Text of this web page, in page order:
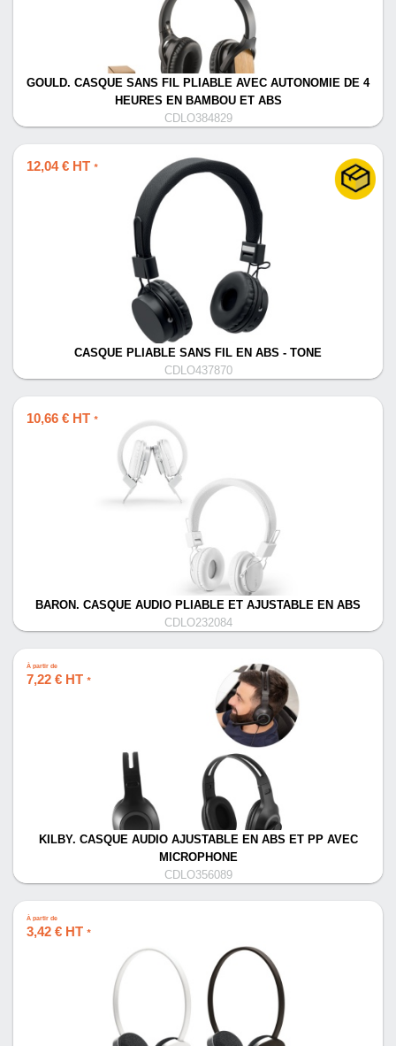
GOULD. CASQUE SANS FIL PLIABLE AVEC AUTONOMIE DE 4
HEURES EN BAMBOU ET ABS
CDLO384829
12,04 € HT *
CASQUE PLIABLE SANS FIL EN ABS - TONE
CDLO437870
10,66 € HT *
BARON. CASQUE AUDIO PLIABLE ET AJUSTABLE EN ABS
CDLO232084
À partir de
7,22 € HT *
KILBY. CASQUE AUDIO AJUSTABLE EN ABS ET PP AVEC
MICROPHONE
CDLO356089
À partir de
3,42 € HT *